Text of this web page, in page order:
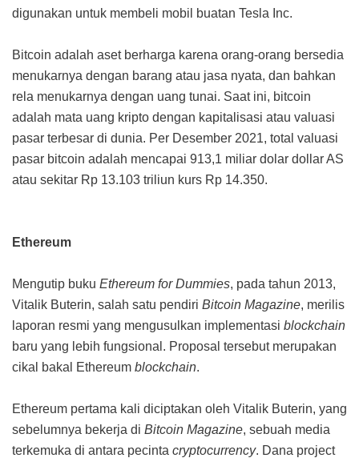
digunakan untuk membeli mobil buatan Tesla Inc.
Bitcoin adalah aset berharga karena orang-orang bersedia
menukarnya dengan barang atau jasa nyata, dan bahkan
rela menukarnya dengan uang tunai. Saat ini, bitcoin
adalah mata uang kripto dengan kapitalisasi atau valuasi
pasar terbesar di dunia. Per Desember 2021, total valuasi
pasar bitcoin adalah mencapai 913,1 miliar dolar dollar AS
atau sekitar Rp 13.103 triliun kurs Rp 14.350.
Ethereum
Mengutip buku Ethereum for Dummies, pada tahun 2013,
Vitalik Buterin, salah satu pendiri Bitcoin Magazine, merilis
laporan resmi yang mengusulkan implementasi blockchain
baru yang lebih fungsional. Proposal tersebut merupakan
cikal bakal Ethereum blockchain.
Ethereum pertama kali diciptakan oleh Vitalik Buterin, yang
sebelumnya bekerja di Bitcoin Magazine, sebuah media
terkemuka di antara pecinta cryptocurrency. Dana project